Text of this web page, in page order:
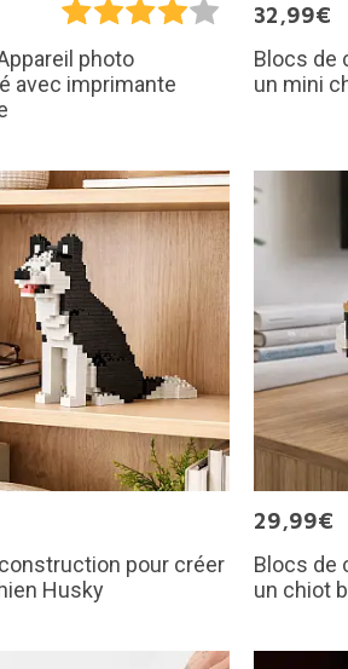
photo
avec imprimante
32,99€
Blocs de
un mini
pour créer
Husky
29,99€
Blocs de
un chiot